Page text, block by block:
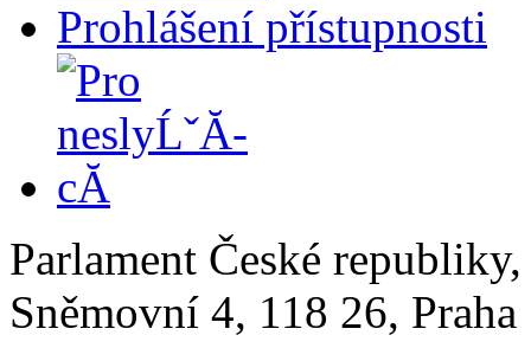
Prohlášení přístupnosti
Parlament České
Sněmovní 4, 118 26,